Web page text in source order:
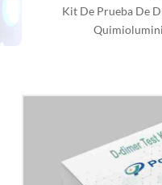
Kit De Prueba De